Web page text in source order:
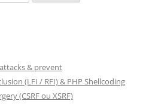
& prevent
(LFI / RFI) & PHP Shellcoding
(CSRF ou XSRF)